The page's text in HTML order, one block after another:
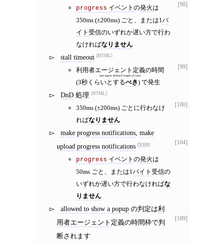
[98]
progress イベント の発火 は
350ms (±200ms) ごと、または1 バ
イト 受信のいずれか遅い方で行わ
なければなりません
[99]
stall timeout HTML
利用者エージェント定義の時間
user-agent defined length of time
(3秒くらいとするべき) で発生
[100]
DnD 処理 HTML
350ms (±200ms) ごとに行わなけ
ればなりません
[104]
make progress notifications ,make
upload progress notifications
XHR
progress イベント の発火 は
50ms ごと、または1 バイト 受信の
いずれか遅い方で行わなければな
りません
[189]
allowed to show a popup の判定は利
用者エージェント 定義の時間枠で判
断されます